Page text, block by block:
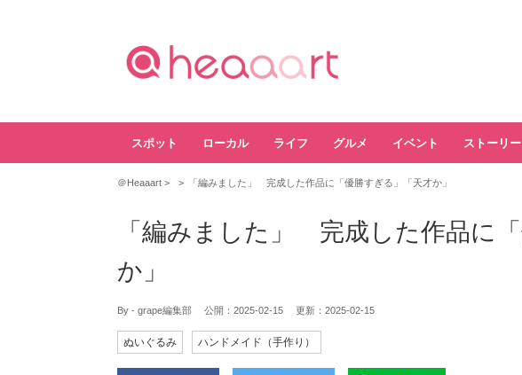
スポット ローカル ライフ グルメ イベント ストーリー
＠Heaaart 「編みました」 完成した作品に「優勝すぎる」「天才か」
「編みました」 完成した作品に
か」
By - grape編集部 公開： 2025-02-15 更新： 2025-02-15
ぬいぐるみ ハンドメイド（手作り）